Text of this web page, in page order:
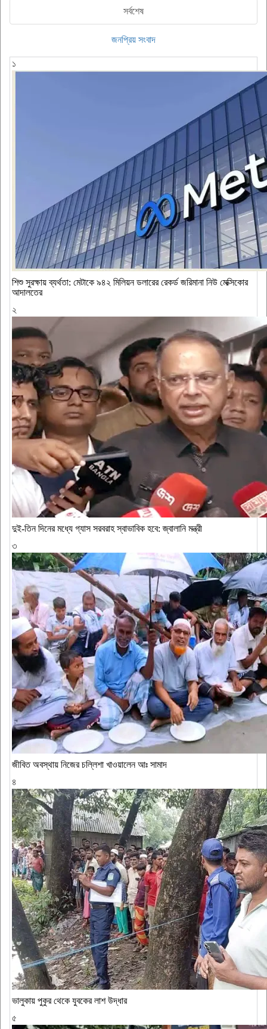
সর্বশেষ
জনপ্রিয় সংবাদ
১
শিশু সুরক্ষায় ব্যর্থতা: মেটাকে ৯৪২ মিলিয়ন ডলারের রেকর্ড জরিমানা নিউ মেক্সিকোর
আদালতের
২
দুই-তিন দিনের মধ্যে গ্যাস সরবরাহ স্বাভাবিক হবে: জ্বালানি মন্ত্রী
৩
জীবিত অবস্থায় নিজের চল্লিশা খাওয়ালেন আঃ সামাদ
৪
ভালুকায় পুকুর থেকে যুবকের লাশ উদ্ধার
৫